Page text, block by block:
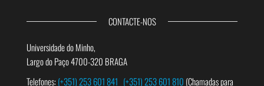
CONTACTE-NOS
Universidade do Minho,
Largo do Paço 4700-320 BRAGA
Telefones:(+351) 253 601 841 (+351) 253 601 810 (Chamadas para